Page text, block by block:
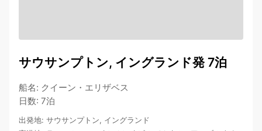
サウサンプトン, イングランド発 7泊
船名: クイーン・エリザベス
日数: 7泊
出発地: サウサンプトン, イングランド